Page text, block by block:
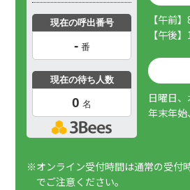
【午前
【午後
日曜日
年末年始
※オンライン受付時間は通常の受付
でご注意ください。